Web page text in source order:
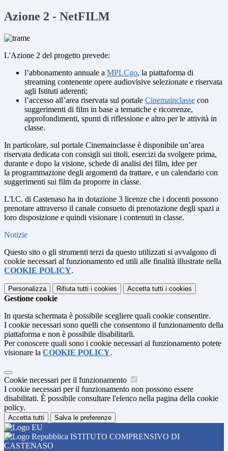
Azione 2 - NetFILM
L'Azione 2 del progetto prevede:
l’abbonamento annuale a MPLCgo, la piattaforma di
streaming contenente opere audiovisive selezionate e riservata
agli Istituti aderenti;
l’accesso all’area riservata sul portale Cinemainclasse con
suggerimenti di film in base a tematiche e ricorrenze,
approfondimenti, spunti di riflessione e altro per le attività in
classe.
In particolare, sul portale Cinemainclasse è disponibile un’area
riservata dedicata con consigli sui titoli, esercizi da svolgere prima,
durante e dopo la visione, schede di analisi dei film, idee per
la programmazione degli argomenti da trattare, e un calendario con
suggerimenti sui film da proporre in classe.
L'I.C. di Castenaso ha in dotazione 3 licenze che i docenti possono
prenotare attraverso il canale consueto di prenotazione degli spazi a
loro disposizione e quindi visionare i contenuti in classe.
Notizie
Questo sito o gli strumenti terzi da questo utilizzati si avvalgono di
cookie necessari al funzionamento ed utili alle finalità illustrate nella
COOKIE POLICY.
Personalizza Rifiuta tutti i cookies Accetta tutti i cookies
Gestione cookie
In questa schermata è possibile scegliere quali cookie consentire.
I cookie necessari sono quelli che consentono il funzionamento della
piattaforma e non è possibile disabilitarli.
Per conoscere quali sono i cookie necessari al funzionamento potete
visionare la COOKIE POLICY.
Cookie necessari per il funzionamento
I cookie necessari per il funzionamento non possono essere
disabilitati. È possibile consultare l'elenco nella pagina della cookie
policy.
Accetta tutti Salva le preferenze
ISTITUTO COMPRENSIVO DI
CASTENASO